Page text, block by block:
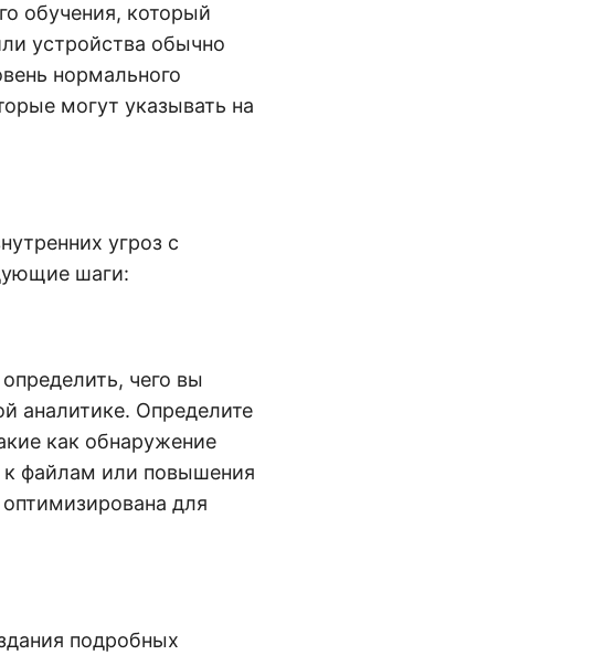
обучения, который
устройства обычно
нормального
могут указывать на
угроз с
шаги:
чего вы
аналитике. Определите
как обнаружение
к файлам или повышения
для
подробных